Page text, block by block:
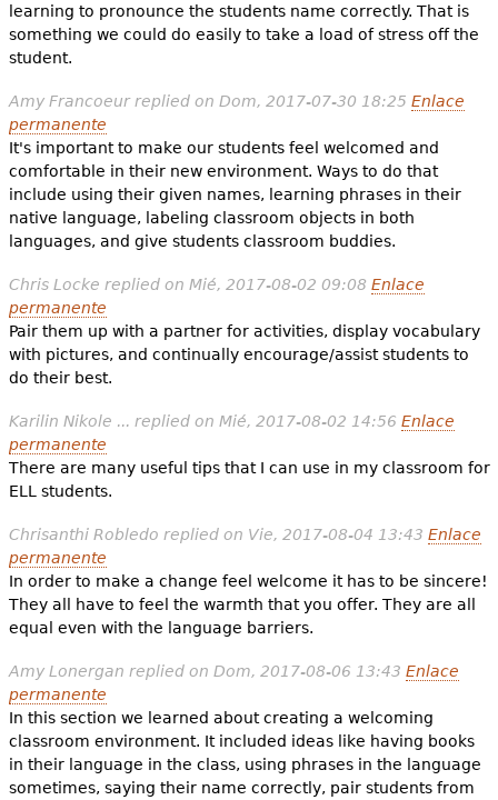
learning to pronounce the students name correctly. That is
something we could do easily to take a load of stress off the
student.
Amy Francoeurreplied on Dom, 2017-07-30 18:25 Enlace
permanente
It's important to make our students feel welcomed and
comfortable in their new environment. Ways to do that
include using their given names, learning phrases in their
native language, labeling classroom objects in both
languages, and give students classroom buddies.
Chris Locke replied on Mié, 2017-08-02 09:08 Enlace
permanente
Pair them up with a partner for activities, display vocabulary
with pictures, and continually encourage/assist students to
do their best.
Karilin Nikole ... replied on Mié, 2017-08-02 14:56 Enlace
permanente
There are many useful tips that I can use in my classroom for
ELL students.
Chrisanthi Robledo replied on Vie, 2017-08-04 13:43 Enlace
permanente
In order to make a change feel welcome it has to be sincere!
They all have to feel the warmth that you offer. They are all
equal even with the language barriers.
Amy Lonergan replied on Dom, 2017-08-06 13:43 Enlace
permanente
In this section we learned about creating a welcoming
classroom environment. It included ideas like having books
in their language in the class, using phrases in the language
sometimes, saying their name correctly, pair students from